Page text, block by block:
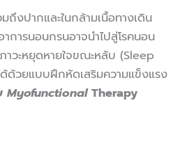
ถึงปากและในกล้ามเนื้อทางเดิน
การนอนกรนอาจนำไปสู่โรคนอน
าวะหยุดหายใจขณะหลับ (Sleep
ด้วยแบบฝึกหัดเสริมความแข็งแรง
MyofunctionalTherapy